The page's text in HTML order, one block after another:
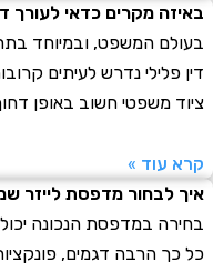
מקרים כדאי לעורך דין
המשפט, ובמיוחד בתחום
נדרש לעיתים קרובות
משפטי חשוב באופן דחוף.
»
לבחור מדפסת לייזר
במדפסת הנכונה יכולה
הרבה דגמים, פונקציות